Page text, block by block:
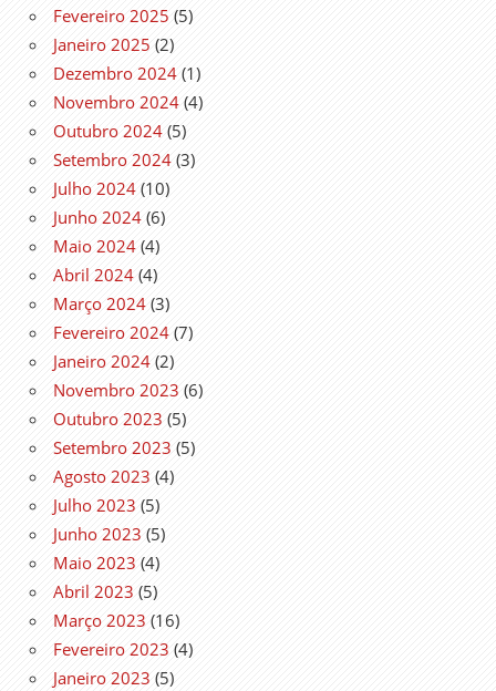
Fevereiro 2025 (5)
Janeiro 2025 (2)
Dezembro 2024 (1)
Novembro 2024 (4)
Outubro 2024 (5)
Setembro 2024 (3)
Julho 2024 (10)
Junho 2024 (6)
Maio 2024 (4)
Abril 2024 (4)
Março 2024 (3)
Fevereiro 2024 (7)
Janeiro 2024 (2)
Novembro 2023 (6)
Outubro 2023 (5)
Setembro 2023 (5)
Agosto 2023 (4)
Julho 2023 (5)
Junho 2023 (5)
Maio 2023 (4)
Abril 2023 (5)
Março 2023 (16)
Fevereiro 2023 (4)
Janeiro 2023 (5)